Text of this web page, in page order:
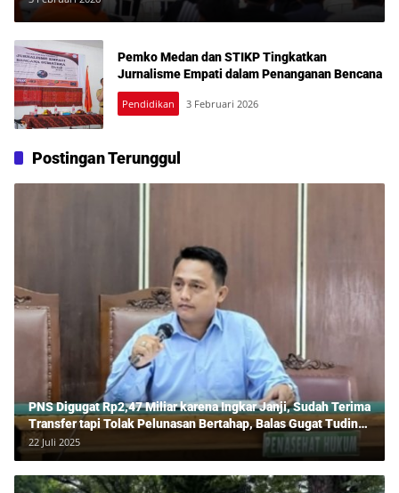
Pemko Medan dan STIKP Tingkatkan
Jurnalisme Empati dalam Penanganan Bencana
Pendidikan 3 Februari 2026
Postingan Terunggul
PNS Digugat Rp2,47 Miliar karena Ingkar Janji, Sudah Terima
Transfer tapi Tolak Pelunasan Bertahap, Balas Gugat Tuding
Lawan Tipu Rp850 Juta
22 Juli 2025